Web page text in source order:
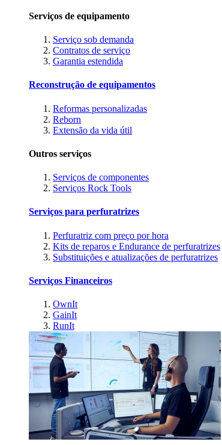
Serviços de equipamento
Serviço sob demanda
Contratos de serviço
Garantia estendida
Reconstrução de equipamentos
Reformas personalizadas
Reborn
Extensão da vida útil
Outros serviços
Serviços de componentes
Serviços Rock Tools
Serviços para perfuratrizes
Perfuratriz com preço por hora
Kits de reparos e Endurance de perfuratrizes
Substituições e atualizações de perfuratrizes
Serviços Financeiros
OwnIt
GainIt
RunIt